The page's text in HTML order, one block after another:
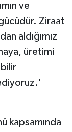
ve
gücüdür. Ziraat
aldığımız
üretimi
kapsamında